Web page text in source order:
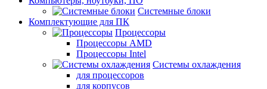
Системные блоки
Комплектующие для ПК
Процессоры
Процессоры AMD
Процессоры Intel
Системы охлаждения
для процессоров
для корпусов